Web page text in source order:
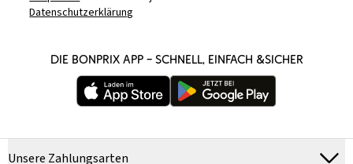
Datenschutzerklärung
DIE BONPRIX APP – SCHNELL, EINFACH &SICHER
Unsere Zahlungsarten